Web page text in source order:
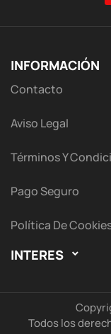
INFORMACIÓN
Contacto
Aviso Legal
Términos Y
Pago Seguro
Política De
INTERES 
Todos los